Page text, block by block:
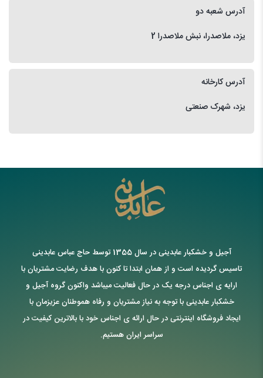
آدرس شعبه دو
یزد، ملاصدرا، نبش ملاصدرا 2
آدرس کارخانه
یزد، شهرک صنعتی
آجیل و خشکبار عابدینی در سال 1355 توسط حاج عباس عابدینی
تاسیس گردیده است و از همان ابتدا تا کنون با هدف رضایت مشتریان با
ارایه ی اجناس درجه یک در حال فعالیت میباشد واکنون گروه آجیل و
خشکبار عابدینی با توجه به نیاز مشتریان و رفاه هموطنان عزیزمان با
ایجاد فروشگاه اینترنتی در حال ارائه ی اجناس خود با بالاترین کیفیت در
سراسر ایران هستیم.